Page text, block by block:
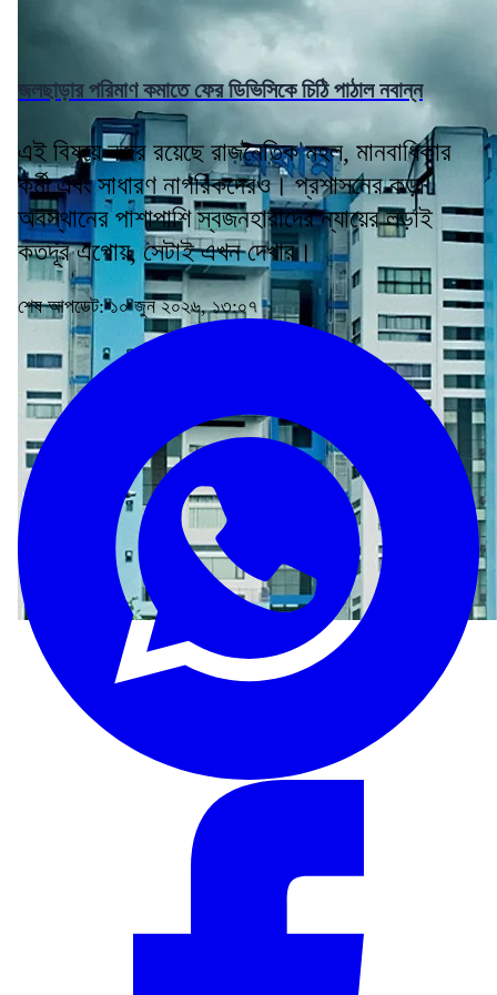
জলছাড়ার পরিমাণ কমাতে ফের ডিভিসিকে চিঠি পাঠাল নবান্ন
এই বিষয়ে নজর রয়েছে রাজনৈতিক মহল, মানবাধিকার
কর্মী এবং সাধারণ নাগরিকদেরও। প্রশাসনের কড়া
অবস্থানের পাশাপাশি স্বজনহারাদের ন্যায়ের লড়াই
কতদূর এগোয়, সেটাই এখন দেখার।
শেষ আপডেট: ১০ জুন ২০২৬, ১৩:০৭